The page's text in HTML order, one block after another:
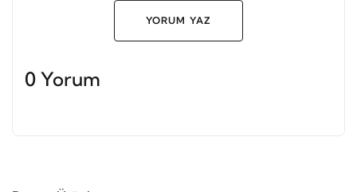
YORUM YAZ
0 Yorum